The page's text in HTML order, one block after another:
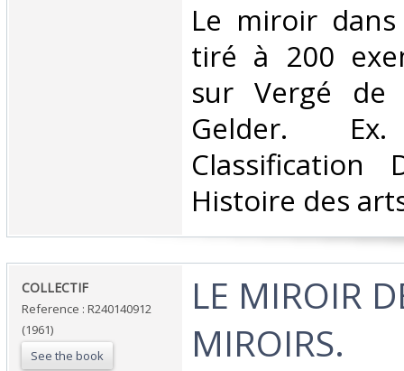
‎Le miroir
tiré à 200
sur Vergé de
Gelder.
Classification
Histoire des
‎COLLECTIF‎
Reference : R240140912
(1961)
See the book
‎LE MIROIR
MIROIRS.‎